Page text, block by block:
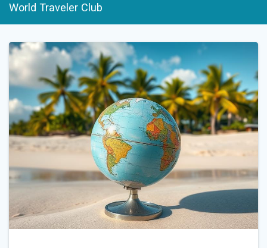
World Traveler Club